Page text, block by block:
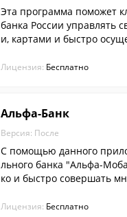
Эта программа поможет
банка России управлять
и, картами и быстро
ройство.
Лицензия: Бесплатно
Альфа-Банк
Версия: После
С помощью данного
льного банка "Альфа-
ко и быстро совершать
х на счетах, совершать
Лицензия: Бесплатно